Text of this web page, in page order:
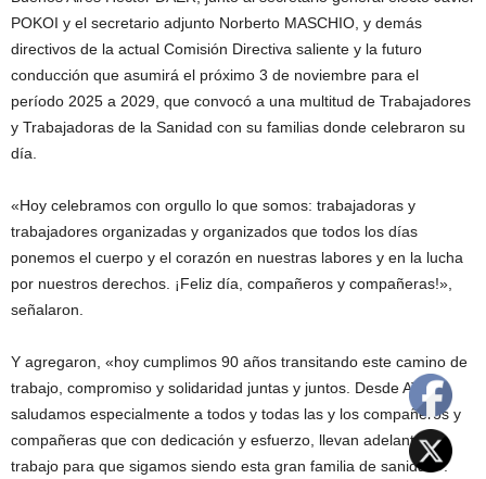
POKOI y el secretario adjunto Norberto MASCHIO, y demás
directivos de la actual Comisión Directiva saliente y la futuro
conducción que asumirá el próximo 3 de noviembre para el
período 2025 a 2029, que convocó a una multitud de Trabajadores
y Trabajadoras de la Sanidad con su familias donde celebraron su
día.
«Hoy celebramos con orgullo lo que somos: trabajadoras y
trabajadores organizadas y organizados que todos los días
ponemos el cuerpo y el corazón en nuestras labores y en la lucha
por nuestros derechos. ¡Feliz día, compañeros y compañeras!»,
señalaron.
Y agregaron, «hoy cumplimos 90 años transitando este camino de
trabajo, compromiso y solidaridad juntas y juntos. Desde ATSA
saludamos especialmente a todos y todas las y los compañeros y
compañeras que con dedicación y esfuerzo, llevan adelante su
trabajo para que sigamos siendo esta gran familia de sanidad».